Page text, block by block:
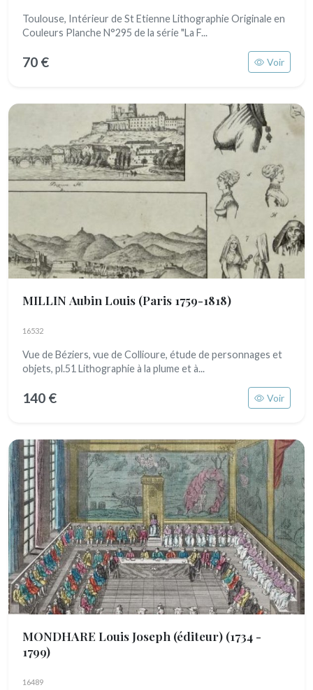
Toulouse, Intérieur de St Etienne Lithographie Originale en
Couleurs Planche N°295 de la série "La F...
70 € Voir
MILLIN Aubin Louis (Paris 1759-1818)
16532
Vue de Béziers, vue de Collioure, étude de personnages et
objets, pl.51 Lithographie à la plume et à...
140 € Voir
MONDHARE Louis Joseph (éditeur) (1734 -
1799)
16489